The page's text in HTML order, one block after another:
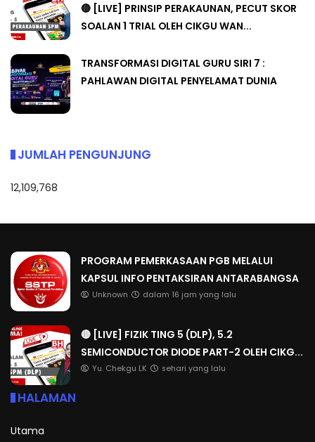
🔴 [LIVE] PRINSIP PERAKAUNAN, PECUT SKOR
SOALAN 1 TRIAL OLEH CIKGU WAN...
TRANSFORMASI DIGITAL GURU SIRI 7 :
PAHLAWAN DIGITAL PENYELAMAT DUNIA
JUMLAH PENGUNJUNG
12,109,768
PROGRAM PEMERKASAAN PGB MELALUI
KAPSUL INFO PENTAKSIRAN ANTARABANGSA
Unknown dalam 16 jam yang lalu
🔴 [LIVE] FIZIK TING 5 (DLP), 5.2
SEMICONDUCTOR DIODE PART-2 OLEH CIKG...
Yu. Chekgu LK sehari yang lalu
HALAMAN
Utama